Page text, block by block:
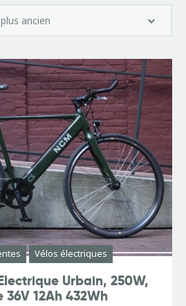
Vélos électriques
Urbain, 250W,
36V 12Ah 432Wh